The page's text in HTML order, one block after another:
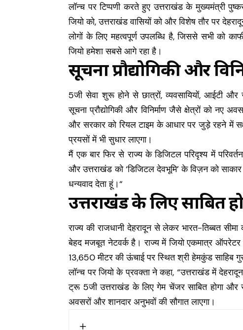
लॉन्च पर टिप्पणी करते हुए उत्तराखंड के मुख्यमंत्री
जियो को, उत्तराखंड वासियों को और विशेष तौर पर
लोगों के लिए महत्वपूर्ण उपलब्धि है, जिससे सभी को
जियो हमेशा सबसे आगे रहा है।
सूचना प्रौद्योगिकी और
5जी सेवा शुरू होने से छात्रों, व्यवसायियों, आईटी
सूचना प्रौद्योगिकी और विनिर्माण जैसे क्षेत्रों को नए
और सरकार को रियल टाइम के आधार पर जुड़े रहने में
प्रयसों में भी सुधार लाएगा।
मैं एक बार फिर से राज्य के डिजिटल परिदृश्य में
और उत्तराखंड को ‘डिजिटल देवभूमि’ के विज़न को
धन्यवाद देता हूं।“
उत्तराखंड के लिए साबित
राज्य की राजधानी देहरादून से लेकर भारत-तिब्बत
बेहद मजबूत नेटवर्क है। राज्य में जियो एकमात्र ऑपरेटर
13,650 मीटर की ऊंचाई पर स्थित श्री हेमकुंड साहिब
लॉन्च पर जियो के प्रवक्ता ने कहा, “उत्तराखंड में
ट्रू 5जी उत्तराखंड के लिए गेम चेंजर साबित होगा और
अवसरों और शानदार अनुभवों की सौगात लाएगा।